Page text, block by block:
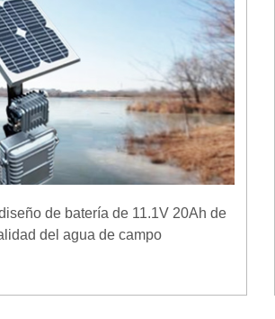
de batería de 11.1V 20Ah de
del agua de campo